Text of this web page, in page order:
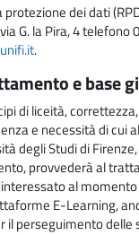
protezione dei dati
G. la Pira, 4 telefono
.
e base
di liceità,
e necessità di cui
degli Studi di
provvederà al
al
E-Learning,
il perseguimento delle